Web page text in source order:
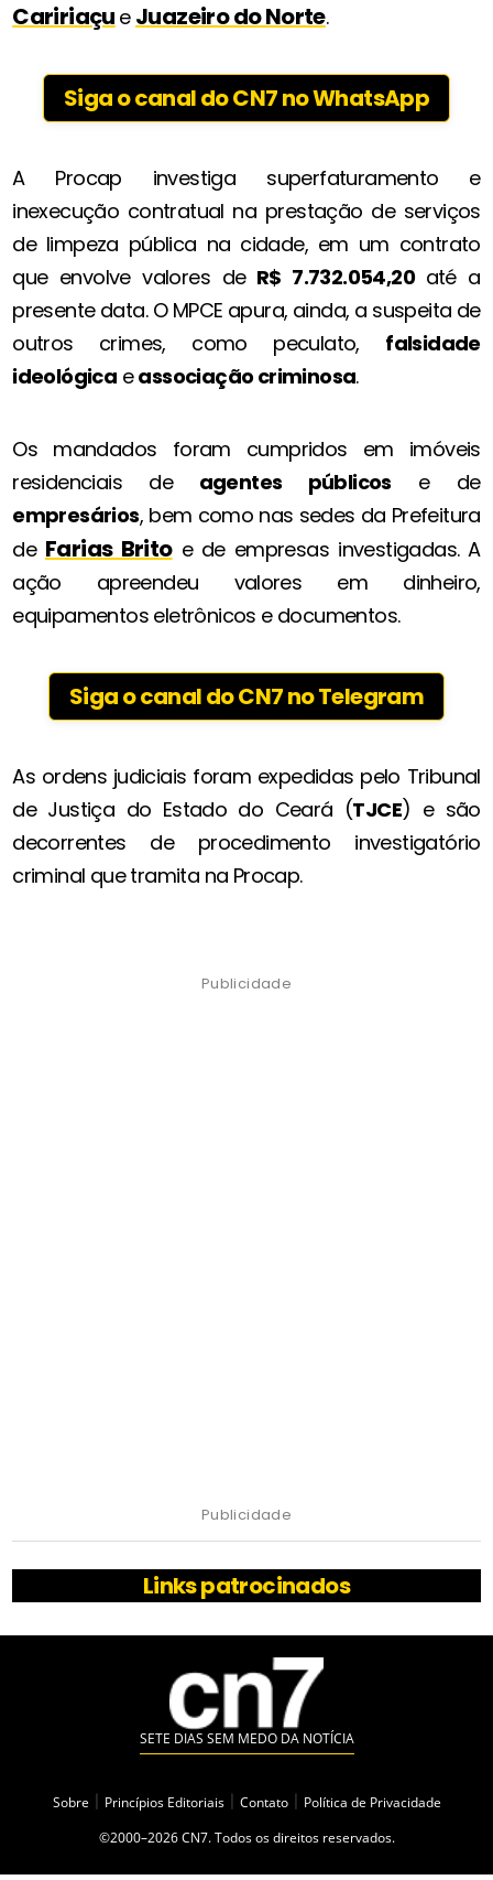
Caririaçu e Juazeiro do Norte.
Siga o canal do CN7 no WhatsApp
A Procap investiga superfaturamento e
inexecução contratual na prestação de serviços
de limpeza pública na cidade, em um contrato
que envolve valores deR$ 7.732.054,20 até a
presente data. O MPCE apura, ainda, a suspeita de
outros crimes, como peculato, falsidade
ideológica eassociação criminosa.
Os mandados foram cumpridos em imóveis
residenciais deagentes públicos e de
empresários, bem como nas sedes da Prefeitura
de Farias Britoe de empresas investigadas. A
ação apreendeu valores em dinheiro,
equipamentos eletrônicos e documentos.
Siga o canal do CN7 no Telegram
As ordens judiciais foram expedidas pelo Tribunal
de Justiça do Estado do Ceará (TJCE) e são
decorrentes de procedimento investigatório
criminal que tramita na Procap.
Publicidade
Publicidade
Links patrocinados
SETE DIAS SEM MEDO DA NOTÍCIA
Sobre Princípios Editoriais Contato
Política de Privacidade
©2000–2026 CN7. Todos os direitos reservados.